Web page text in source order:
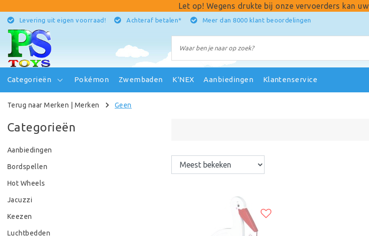
Let op! Wegens drukte bij onze vervoerders kan
Levering uit eigen voorraad! Achteraf betalen* Meer dan 8000 klant beoordelingen
Categorieën Pokémon Zwembaden K'NEX Aanbiedingen Klantenservice
Terug naar Merken Merken Geen
Categorieën
Aanbiedingen
Bordspellen
Hot Wheels
Jacuzzi
Keezen
Luchtbedden